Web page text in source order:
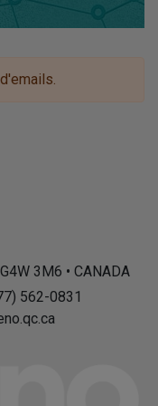
3M6 • CANADA
562-0831